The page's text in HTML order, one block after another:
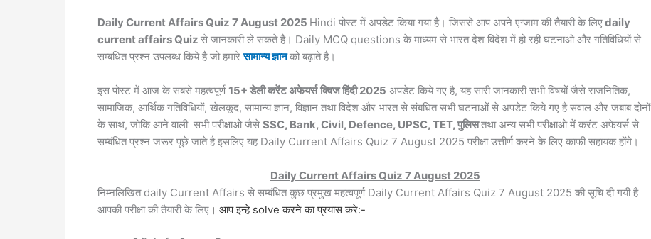
c
e
b
o
o
k
at
s
A
p
p
el
e
gr
a
m
e
s
s
n
g
er
p
y
Li
n
k
ar
e
Daily Current Affairs Quiz 7 August 2025 Hindi पोस्ट में अपडेट किया गया है। जिससे आप अपने एग्जाम की तैयारी के लिएdaily
current affairs Quiz से जानकारी ले सकते है। Daily MCQ questions के माध्यम से भारत देश विदेश में हो रही घटनाओ और गतिविधियों से
सम्बंधित प्रश्न उपलब्ध किये है जो हमारेसामान्य ज्ञानको बढ़ाते है।
इस पोस्ट में आज के सबसे महत्वपूर्ण15+ डेली करेंट अफेयर्स क्विज हिंदी 2025 अपडेट किये गए है, यह सारी जानकारी सभी विषयों जैसे राजनितिक,
सामाजिक, आर्थिक गतिविधियों, खेलकूद, सामान्य ज्ञान, विज्ञान तथा विदेश और भारत से संबधित सभी घटनाओं से अपडेट किये गए है सवाल और जबाब दोनों
के साथ, जोकि आने वाली सभी परीक्षाओ जैसे SSC, Bank, Civil, Defence, UPSC, TET, पुलिसतथा अन्य सभी परीक्षाओ में करंट अफेयर्स से
सम्बंधित प्रश्न जरूर पूछे जाते है इसलिए यह Daily Current Affairs Quiz 7 August 2025 परीक्षा उत्तीर्ण करने के लिए काफी सहायक होंगे।
Daily Current Affairs Quiz 7 August 2025
निम्नलिखित daily Current Affairs से सम्बंधित कुछ प्रमुख महत्वपूर्ण Daily Current Affairs Quiz 7 August 2025 की सूचि दी गयी है
आपकी परीक्षा की तैयारी के लिए । आप इन्हे solve करने का प्रयास करे:-